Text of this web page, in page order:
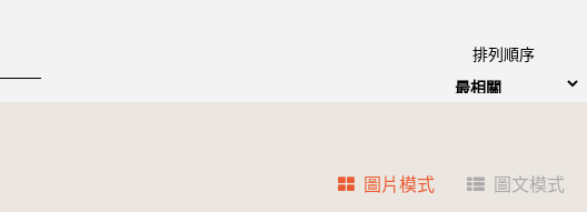
排列順序
圖片模式 圖文模式